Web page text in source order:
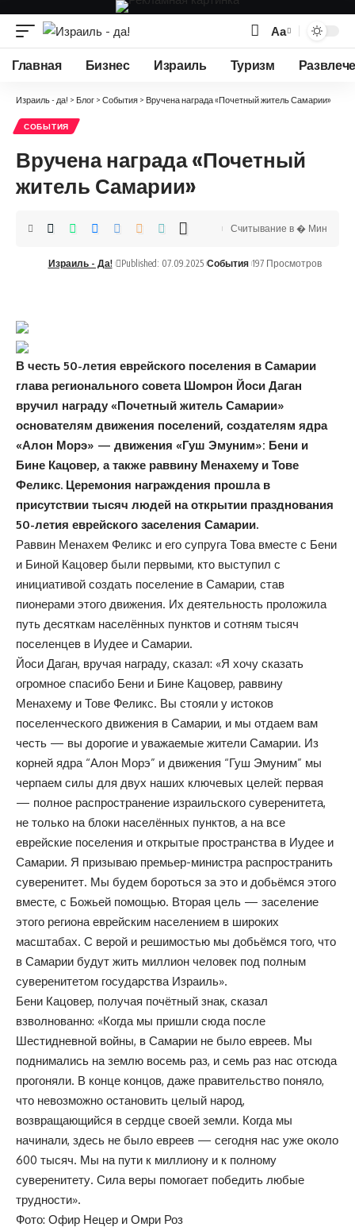
Изменение
размера
Аа
Главная Бизнес Израиль Туризм
Израиль - да! > Блог > События > Вручена награда «Почетный житель Самарии»
СОБЫТИЯ
Вручена награда «Почетный
житель Самарии»
Израиль - Да! Published: 07.09.2025 События 197 Просмотров
Считывание в � Мин
В честь 50-летия еврейского поселения в Самарии
глава регионального совета Шомрон Йоси Даган
вручил награду «Почетный житель Самарии»
основателям движения поселений, создателям ядра
«Алон Морэ» — движения «Гуш Эмуним»: Бени и
Бине Кацовер, а также раввину Менахему и Тове
Феликс. Церемония награждения прошла в
присутствии тысяч людей на открытии празднования
50-летия еврейского заселения Самарии.
Раввин Менахем Феликс и его супруга Това вместе с Бени
и Биной Кацовер были первыми, кто выступил с
инициативой создать поселение в Самарии, став
пионерами этого движения. Их деятельность проложила
путь десяткам населённых пунктов и сотням тысяч
поселенцев в Иудее и Самарии.
Йоси Даган, вручая награду, сказал: «Я хочу сказать
огромное спасибо Бени и Бине Кацовер, раввину
Менахему и Тове Феликс. Вы стояли у истоков
поселенческого движения в Самарии, и мы отдаем вам
честь — вы дорогие и уважаемые жители Самарии. Из
корней ядра “Алон Морэ” и движения “Гуш Эмуним” мы
черпаем силы для двух наших ключевых целей: первая
— полное распространение израильского суверенитета,
не только на блоки населённых пунктов, а на все
еврейские поселения и открытые пространства в Иудее и
Самарии. Я призываю премьер-министра распространить
суверенитет. Мы будем бороться за это и добьёмся этого
вместе, с Божьей помощью. Вторая цель — заселение
этого региона еврейским населением в широких
масштабах. С верой и решимостью мы добьёмся того, что
в Самарии будут жить миллион человек под полным
суверенитетом государства Израиль».
Бени Кацовер, получая почётный знак, сказал
взволнованно: «Когда мы пришли сюда после
Шестидневной войны, в Самарии не было евреев. Мы
поднимались на землю восемь раз, и семь раз нас отсюда
прогоняли. В конце концов, даже правительство поняло,
что невозможно остановить целый народ,
возвращающийся в сердце своей земли. Когда мы
начинали, здесь не было евреев — сегодня нас уже около
600 тысяч. Мы на пути к миллиону и к полному
суверенитету. Сила веры помогает победить любые
трудности».
Фото: Офир Нецер и Омри Роз